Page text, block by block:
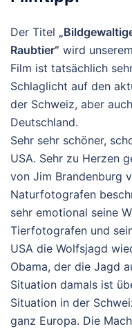
Der Titel
Raubtier“ wird
Film ist tatsächlich
Schlaglicht auf den
der Schweiz, aber
Deutschland.
Sehr sehr schöner,
USA. Sehr zu Herzen
von Jim Brandenburg
Naturfotografen
sehr emotional seine
Tierfotografen und
USA die Wolfsjagd
Obama, der die Jagd
Situation damals ist
Situation in der
ganz Europa. Die